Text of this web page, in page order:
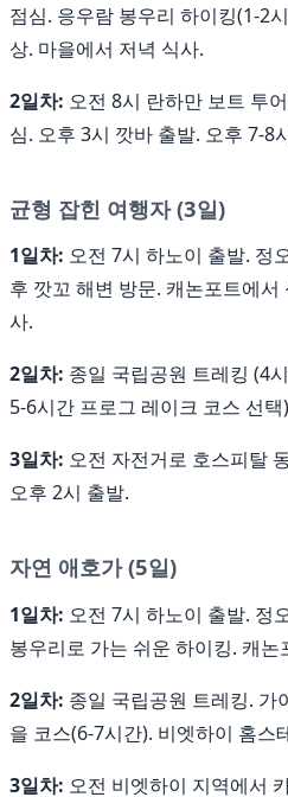
점심. 응우람 봉우리 하이킹(1-2
상. 마을에서 저녁 식사.
2일차: 오전 8시 란하만 보트 투
심. 오후 3시 깟바 출발. 오후 7-8
균형 잡힌 여행자 (3일)
1일차: 오전 7시 하노이 출발. 정
후 깟꼬 해변 방문. 캐논포트에
사.
2일차: 종일 국립공원 트레킹 (4
5-6시간 프로그 레이크 코스 선
3일차: 오전 자전거로 호스피탈
오후 2시 출발.
자연 애호가 (5일)
1일차: 오전 7시 하노이 출발. 정
봉우리로 가는 쉬운 하이킹. 캐논
2일차: 종일 국립공원 트레킹. 가
을 코스(6-7시간). 비엣하이 홈스
3일차: 오전 비엣하이 지역에서